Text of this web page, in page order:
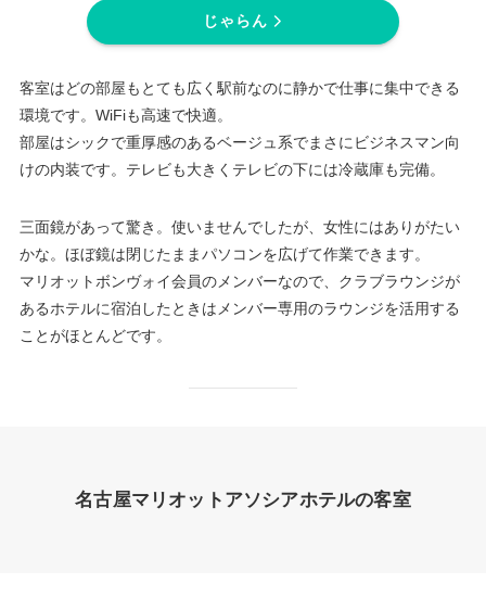
じゃらん
客室はどの部屋もとても広く駅前なのに静かで仕事に集中できる
環境です。WiFiも高速で快適。
部屋はシックで重厚感のあるベージュ系でまさにビジネスマン向
けの内装です。テレビも大きくテレビの下には冷蔵庫も完備。
三面鏡があって驚き。使いませんでしたが、女性にはありがたい
かな。ほぼ鏡は閉じたままパソコンを広げて作業できます。
マリオットボンヴォイ会員のメンバーなので、クラブラウンジが
あるホテルに宿泊したときはメンバー専用のラウンジを活用する
ことがほとんどです。
名古屋マリオットアソシアホテルの客室